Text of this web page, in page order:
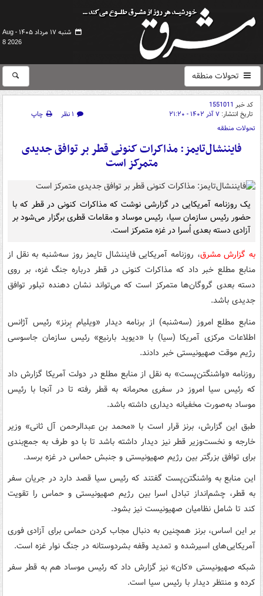
شنبه ۱۷ مرداد ۱۴۰۵ -
Aug
8 2026
تحولات منطقه
کد خبر 1551011
تاریخ انتشار: ۷ آذر ۱۴۰۲ - ۲۱:۲۰ ۱ نظر
چاپ
تحولات منطقه
فایننشال‌تایمز: مذاکرات کنونی قطر بر توافق جدیدی
متمرکز است
یک روزنامه آمریکایی در گزارشی نوشت که مذاکرات کنونی در قطر که با
حضور رئیس سازمان سیا، رئیس موساد و مقامات قطری برگزار می‌شود بر
آزادی دسته بعدی اُسرا در غزه متمرکز است.
به گزارش مشرق، روزنامه آمریکایی فایننشال تایمز روز سه‌شنبه به نقل از
منابع مطلع خبر داد که مذاکرات کنونی در قطر درباره جنگ غزه، بر روی
دسته بعدی گروگان‌ها متمرکز است که می‌تواند نشان دهنده تبلور توافق
جدیدی باشد.
منابع مطلع امروز (سه‌شنبه) از برنامه دیدار «ویلیام بِرنز» رئیس آژانس
اطلاعات مرکزی آمریکا (سیا) با «دیوید بارنیع» رئیس سازمان جاسوسی
رژیم موقت صهیونیستی خبر دادند.
روزنامه «واشنگتن‌پست» به نقل از منابع مطلع در دولت آمریکا گزارش داد
که رئیس سیا امروز در سفری محرمانه به قطر رفته تا در آنجا با رئیس
موساد به‌صورت مخفیانه دیداری داشته باشد.
طبق این گزارش،‌ برنز قرار است با «محمد بن عبدالرحمن آل ثانی» وزیر
خارجه و نخست‌وزیر قطر نیز دیدار داشته باشد تا با دو طرف به جمع‌بندی
برای توافق بزرگتر بین رژیم صهیونیستی و جنبش حماس در غزه برسد.
این منابع به واشنگتن‌پست گفتند که رئیس سیا قصد دارد در جریان سفر
به قطر، چشم‌انداز تبادل اسرا بین رژیم صهیونیستی و حماس را تقویت
کند تا شامل نظامیان صهیونیست نیز بشود.
بر این اساس، برنز همچنین به دنبال مجاب کردن حماس برای آزادی فوری
آمریکایی‌های اسیرشده و تمدید وقفه بشردوستانه در جنگ نوار غزه است.
شبکه صهیونیستی «کان» نیز گزارش داد که رئیس موساد هم به قطر سفر
کرده و منتظر دیدار با رئیس سیا است.